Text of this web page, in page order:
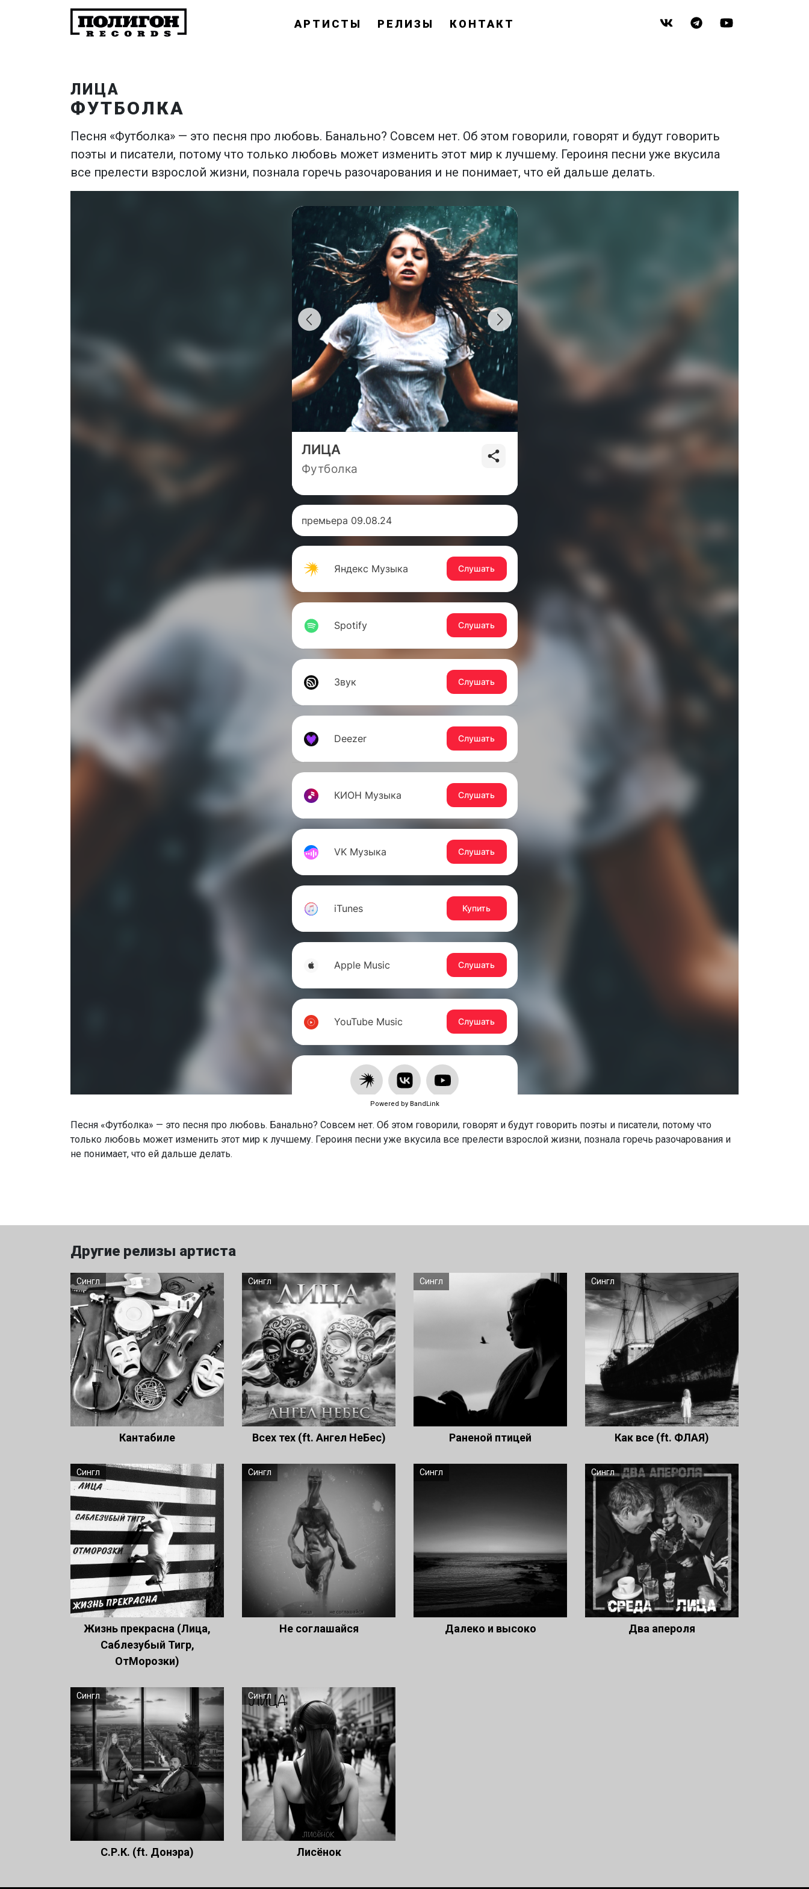
АРТИСТЫ РЕЛИЗЫ КОНТАКТ
ЛИЦА
ФУТБОЛКА
Песня «Футболка» — это песня про любовь. Банально? Совсем нет. Об этом говорили, говорят и будут говорить
поэты и писатели, потому что только любовь может изменить этот мир к лучшему. Героиня песни уже вкусила
все прелести взрослой жизни, познала горечь разочарования и не понимает, что ей дальше делать.
Powered by BandLink
Песня «Футболка» — это песня про любовь. Банально? Совсем нет. Об этом говорили, говорят и будут говорить поэты и писатели, потому что
только любовь может изменить этот мир к лучшему. Героиня песни уже вкусила все прелести взрослой жизни, познала горечь разочарования и
не понимает, что ей дальше делать.
Другие релизы артиста
Сингл
Кантабиле
Сингл
Всех тех (ft. Ангел НеБес)
Сингл
Раненой птицей
Сингл
Как все (ft. ФЛАЯ)
Сингл
Жизнь прекрасна (Лица,
Саблезубый Тигр,
ОтМорозки)
Сингл
Не соглашайся
Сингл
Далеко и высоко
Сингл
Два апероля
Сингл
С.Р.К. (ft. Донэра)
Сингл
Лисёнок